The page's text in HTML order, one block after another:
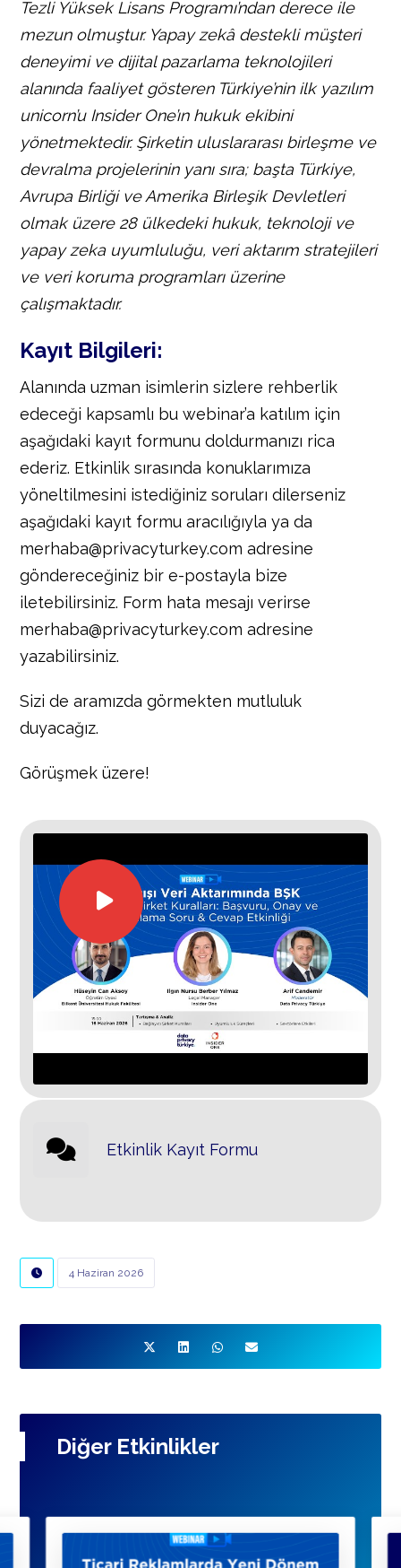
Tezli Yüksek Lisans Programı’ndan derece ile
mezun olmuştur. Yapay zekâ destekli müşteri
deneyimi ve dijital pazarlama teknolojileri
alanında faaliyet gösteren Türkiye’nin ilk yazılım
unicorn’u Insider One’ın hukuk ekibini
yönetmektedir. Şirketin uluslararası birleşme ve
devralma projelerinin yanı sıra; başta Türkiye,
Avrupa Birliği ve Amerika Birleşik Devletleri
olmak üzere 28 ülkedeki hukuk, teknoloji ve
yapay zeka uyumluluğu, veri aktarım stratejileri
ve veri koruma programları üzerine
çalışmaktadır.
Kayıt Bilgileri:
Alanında uzman isimlerin sizlere rehberlik
edeceği kapsamlı bu webinar’a katılım için
aşağıdaki kayıt formunu doldurmanızı rica
ederiz. Etkinlik sırasında konuklarımıza
yöneltilmesini istediğiniz soruları dilerseniz
aşağıdaki kayıt formu aracılığıyla ya da
merhaba@privacyturkey.com adresine
göndereceğiniz bir e-postayla bize
iletebilirsiniz. Form hata mesajı verirse
merhaba@privacyturkey.com adresine
yazabilirsiniz.
Sizi de aramızda görmekten mutluluk
duyacağız.
Görüşmek üzere!
Etkinlik Kayıt Formu
4 Haziran 2026
Diğer Etkinlikler